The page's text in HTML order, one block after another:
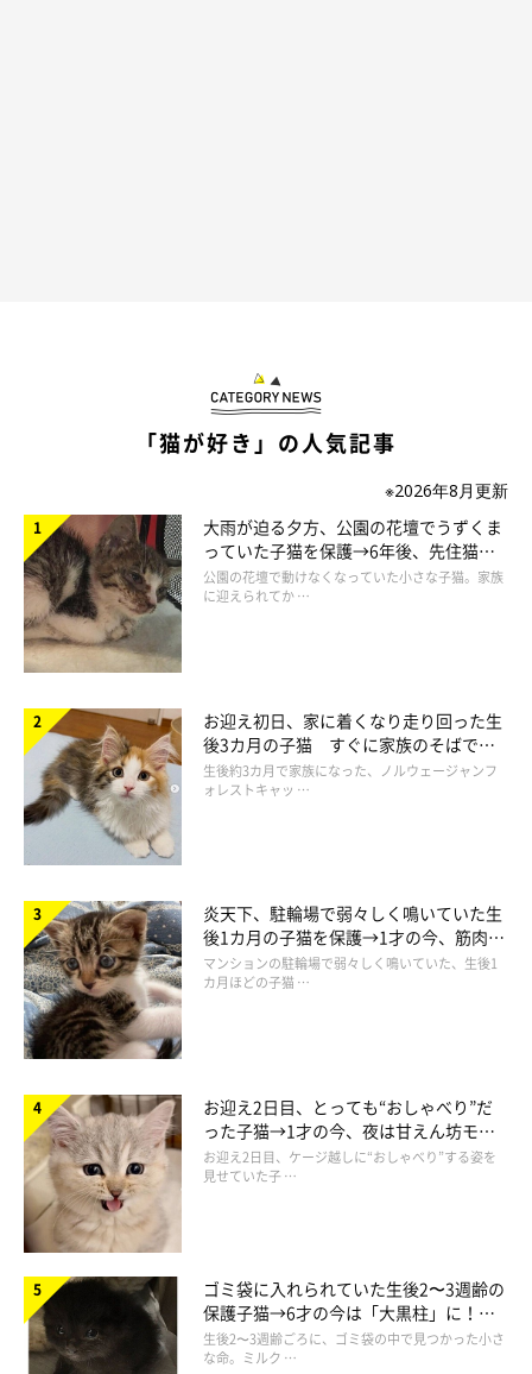
別の日 飼い主さんに甘えるしゃけくん
＠ragga_syake
最近では、寝室へ向かう際に飼い主さんが階段を上っていると、
しゃけくんは追いかけてくるようになったのだとか。
飼い主さん：
「今では追い越されてしまいます（笑）しゃけは階段を駆け上が
って、グルグルとのどを鳴らしたり、ふみふみ・ちゅぱちゅぱし
たりするのですが、そんな愛しいしゃけをなでながら、みんなで
寝落ちするのがとても幸せなんです」
この投稿をInstagramで見る
「猫が好き」の人気記事
※2026年8月更新
大雨が迫る夕方、公園の花壇でうずくま
っていた子猫を保護→6年後、先住猫
と“姉妹”のような関係に
公園の花壇で動けなくなっていた小さな子猫。家族
に迎えられてか …
お迎え初日、家に着くなり走り回った生
後3カ月の子猫 すぐに家族のそばで落
ち着く姿に「迎えてよかった」
生後約3カ月で家族になった、ノルウェージャンフ
ォレストキャッ …
炎天下、駐輪場で弱々しく鳴いていた生
後1カ月の子猫を保護→1才の今、筋肉質
でツンデレなコに成長
マンションの駐輪場で弱々しく鳴いていた、生後1
カ月ほどの子猫 …
お迎え2日目、とっても“おしゃべり”だ
った子猫→1才の今、夜は甘えん坊モー
ドになるコに成長！
お迎え2日目、ケージ越しに“おしゃべり”する姿を
見せていた子 …
ゴミ袋に入れられていた生後2〜3週齢の
保護子猫→6才の今は「大黒柱」に！
美しい黒猫に成長した姿にグッとくる
生後2〜3週齢ごろに、ゴミ袋の中で見つかった小さ
な命。ミルク …